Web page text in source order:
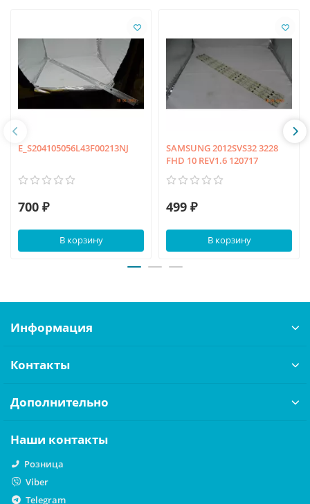
E_S204105056L43F00213NJ
700 ₽
В корзину
SAMSUNG 2012SVS32 3228
FHD 10 REV1.6 120717
499 ₽
В корзину
Информация
Контакты
Дополнительно
Наши контакты
Розница
Viber
Telegram